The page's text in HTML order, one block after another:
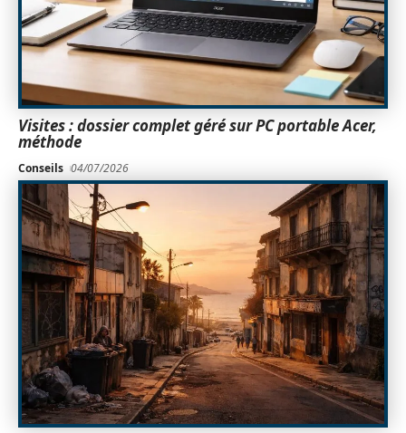
Visites : dossier complet géré sur PC portable Acer,
méthode
Conseils 04/07/2026